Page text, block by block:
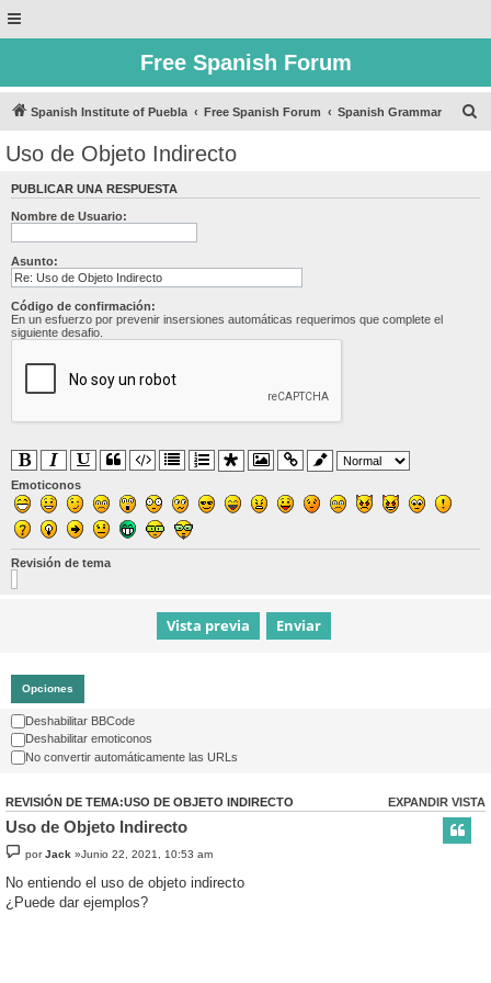
Free Spanish Forum
Spanish Institute of Puebla Free Spanish Forum Spanish Grammar
Uso de Objeto Indirecto
PUBLICAR UNA RESPUESTA
Nombre de Usuario:
Asunto:
Código de confirmación:
En un esfuerzo por prevenir insersiones automáticas requerimos que complete el
siguiente desafio.
Emoticonos
Revisión de tema
Opciones
Deshabilitar BBCode
Deshabilitar emoticonos
No convertir automáticamente las URLs
EXPANDIR VISTA
REVISIÓN DE TEMA:USO DE OBJETO INDIRECTO
Uso de Objeto Indirecto
porJack »Junio 22, 2021, 10:53 am
No entiendo el uso de objeto indirecto
¿Puede dar ejemplos?